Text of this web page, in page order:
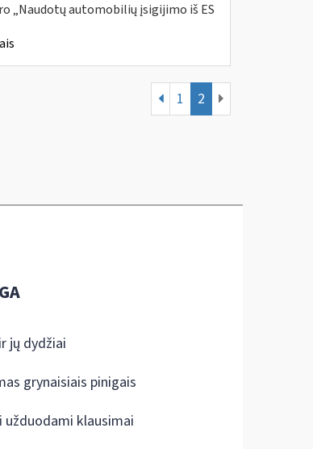
„Naudotų automobilių įsigijimo iš ES
1 2
jų dydžiai
grynaisiais pinigais
užduodami klausimai